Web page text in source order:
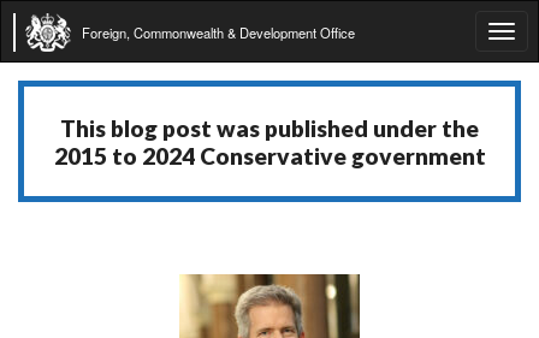
Foreign, Commonwealth & Development Office
This blog post was published under the
2015 to 2024 Conservative government